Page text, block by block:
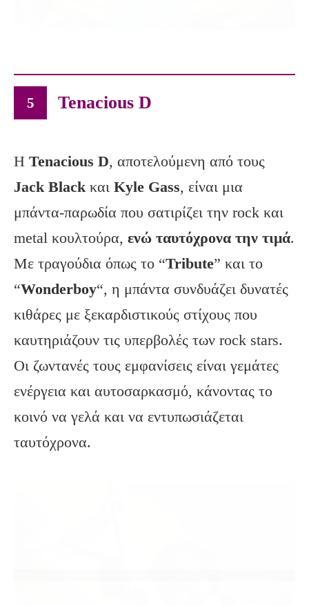
5 Tenacious D
Η Tenacious D, αποτελούμενη από τους
Jack Black και Kyle Gass, είναι μια
μπάντα-παρωδία που σατιρίζει την rock και
metal κουλτούρα, ενώ ταυτόχρονα την τιμά.
Με τραγούδια όπως το “Tribute” και το
“Wonderboy“, η μπάντα συνδυάζει δυνατές
κιθάρες με ξεκαρδιστικούς στίχους που
καυτηριάζουν τις υπερβολές των rock stars.
Οι ζωντανές τους εμφανίσεις είναι γεμάτες
ενέργεια και αυτοσαρκασμό, κάνοντας το
κοινό να γελά και να εντυπωσιάζεται
ταυτόχρονα.